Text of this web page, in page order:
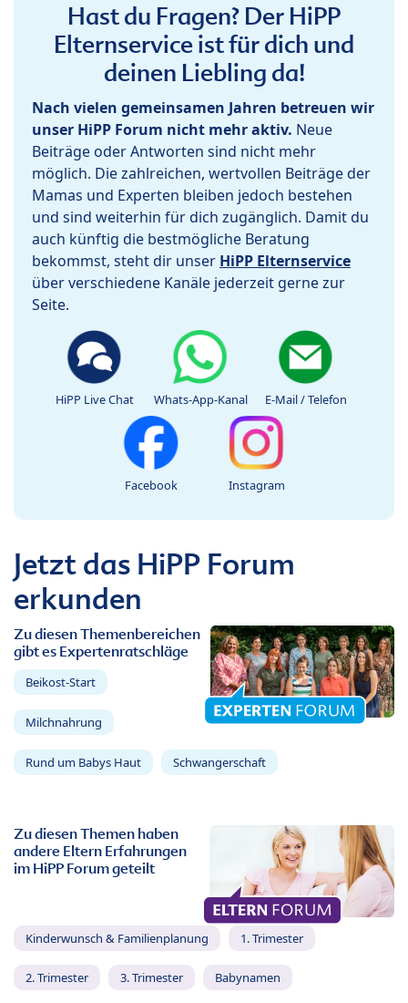
Hast du Fragen? Der HiPP
Elternservice ist für dich und
deinen Liebling da!
Nach vielen gemeinsamen Jahren betreuen wir
unser HiPP Forum nicht mehr aktiv. Neue
Beiträge oder Antworten sind nicht mehr
möglich. Die zahlreichen, wertvollen Beiträge der
Mamas und Experten bleiben jedoch bestehen
und sind weiterhin für dich zugänglich. Damit du
auch künftig die bestmögliche Beratung
bekommst, steht dir unser HiPP Elternservice
über verschiedene Kanäle jederzeit gerne zur
Seite.
HiPP Live Chat Whats-App-Kanal E-Mail / Telefon
Facebook Instagram
Jetzt das HiPP Forum
erkunden
Zu diesen Themenbereichen
gibt es Expertenratschläge
Beikost-Start
Milchnahrung
Rund um Babys Haut Schwangerschaft
Zu diesen Themen haben
andere Eltern Erfahrungen
im HiPP Forum geteilt
Kinderwunsch & Familienplanung 1. Trimester
2. Trimester 3. Trimester Babynamen